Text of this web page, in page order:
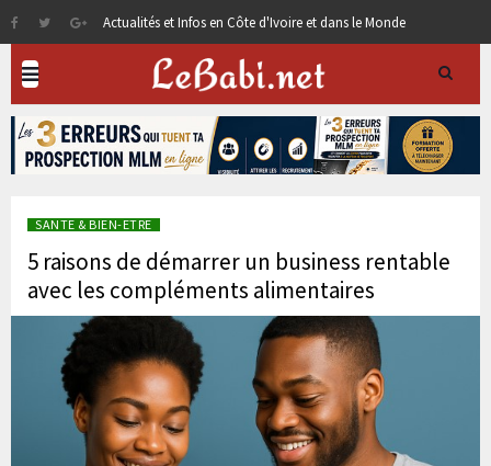
Actualités et Infos en Côte d'Ivoire et dans le Monde
SANTE & BIEN-ETRE
5 raisons de démarrer un business rentable
avec les compléments alimentaires